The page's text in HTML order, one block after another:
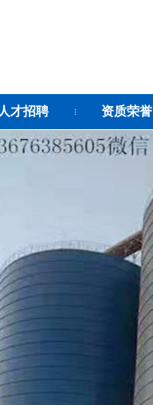
人才招聘 资质荣誉